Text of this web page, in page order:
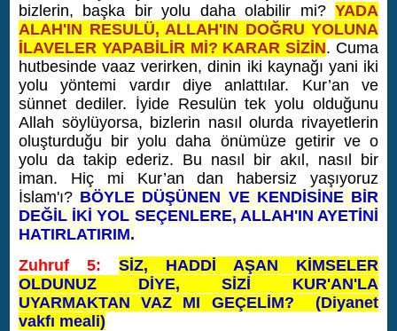
bizlerin, başka bir yolu daha olabilir mi? YADA
ALAH'IN RESULÜ, ALLAH'IN DOĞRU YOLUNA
İLAVELER YAPABİLİR Mİ? KARAR SİZİN. Cuma
hutbesinde vaaz verirken, dinin iki kaynağı yani iki
yolu yöntemi vardır diye anlattılar. Kur’an ve
sünnet dediler. İyide Resulün tek yolu olduğunu
Allah söylüyorsa, bizlerin nasıl olurda rivayetlerin
oluşturduğu bir yolu daha önümüze getirir ve o
yolu da takip ederiz. Bu nasıl bir akıl, nasıl bir
iman. Hiç mi Kur’an dan habersiz yaşıyoruz
İslam'ı? BÖYLE DÜŞÜNEN VE KENDİSİNE BİR
DEĞİL İKİ YOL SEÇENLERE, ALLAH'IN AYETİNİ
HATIRLATIRIM.
Zuhruf 5: SİZ, HADDİ AŞAN KİMSELER
OLDUNUZ DİYE, SİZİ KUR'AN'LA
UYARMAKTAN VAZ MI GEÇELİM?
(Diyanet
vakfı meali)